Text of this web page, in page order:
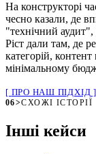
На конструкторі
чесно казали, де
"технічний
Ріст дали там, де
категорій,
мінімальному
ПРО НАШ ПІДХІД
06>СХОЖІ ІСТОРІЇ
Інші кейси